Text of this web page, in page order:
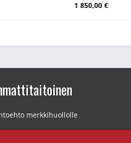
1 850,00 €
merkkihuollolle